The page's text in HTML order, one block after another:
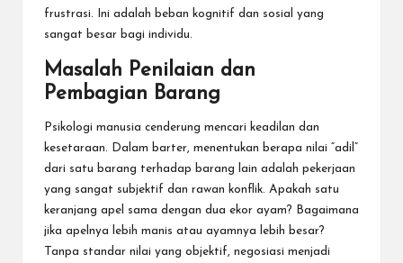
frustrasi. Ini adalah beban kognitif dan sosial yang
sangat besar bagi individu.
Masalah Penilaian dan
Pembagian Barang
Psikologi manusia cenderung mencari keadilan dan
kesetaraan. Dalam barter, menentukan berapa nilai “adil”
dari satu barang terhadap barang lain adalah pekerjaan
yang sangat subjektif dan rawan konflik. Apakah satu
keranjang apel sama dengan dua ekor ayam? Bagaimana
jika apelnya lebih manis atau ayamnya lebih besar?
Tanpa standar nilai yang objektif, negosiasi menjadi